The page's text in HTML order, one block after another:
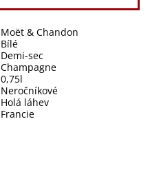
Moët & Chandon
Bílé
Demi-sec
Champagne
0,75l
Neročníkové
Holá láhev
Francie